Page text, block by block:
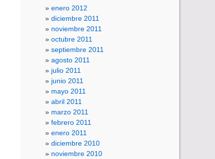
enero 2012
diciembre 2011
noviembre 2011
octubre 2011
septiembre 2011
agosto 2011
julio 2011
junio 2011
mayo 2011
abril 2011
marzo 2011
febrero 2011
enero 2011
diciembre 2010
noviembre 2010